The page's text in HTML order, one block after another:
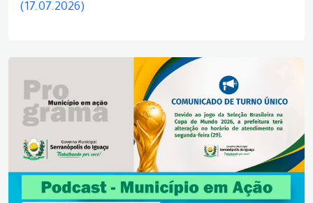
(17.07.2026)